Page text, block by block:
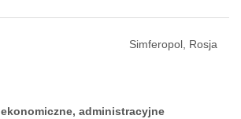
Simferopol, Rosja
ekonomiczne, administracyjne